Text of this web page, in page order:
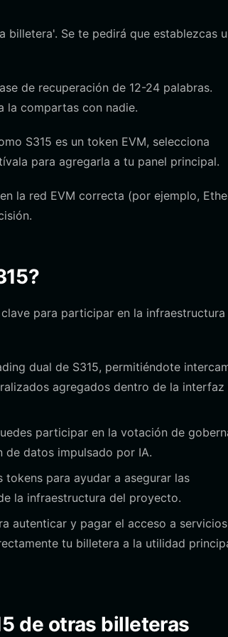
billetera'. Se te pedirá que establezcas
de recuperación de 12-24 palabras.
la compartas con nadie.
S315 es un token EVM, selecciona
para agregarla a tu panel principal.
la red EVM correcta (por ejemplo,
para participar en la infraestructura
dual de S315, permitiéndote
agregados dentro de la interfaz
participar en la votación de
datos impulsado por IA.
para ayudar a asegurar las
la infraestructura del proyecto.
autenticar y pagar el acceso a
tu billetera a la utilidad
de otras billeteras